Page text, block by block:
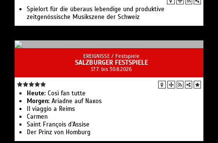
Spielort für die überaus lebendige und produktive
zeitgenössische Musikszene der Schweiz
EREIGNISSE / Festspiele
SALZBURGER FESTSPIELE
17.7. bis 30.8.2026
Heute: Così fan tutte
Morgen: Ariadne auf Naxos
Il viaggio a Reims
Carmen
Saint François d’Assise
Der Prinz von Homburg